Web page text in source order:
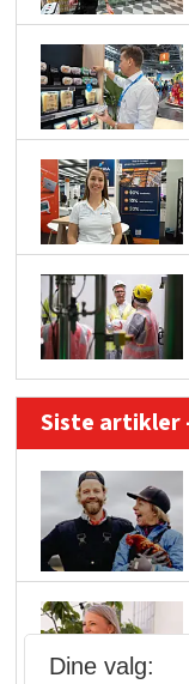
Siste artikler
Dine valg: